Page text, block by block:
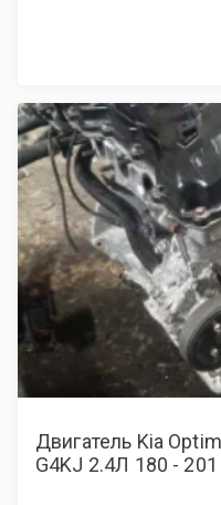
Двигатель Kia
G4KJ 2.4Л 180 -